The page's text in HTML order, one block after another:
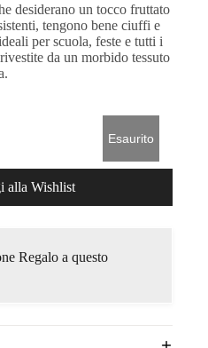
desiderano un tocco fruttato
tengono bene ciuffi e
per scuola, feste e tutti i
da un morbido tessuto
Esaurito
alla Wishlist
Regalo a questo